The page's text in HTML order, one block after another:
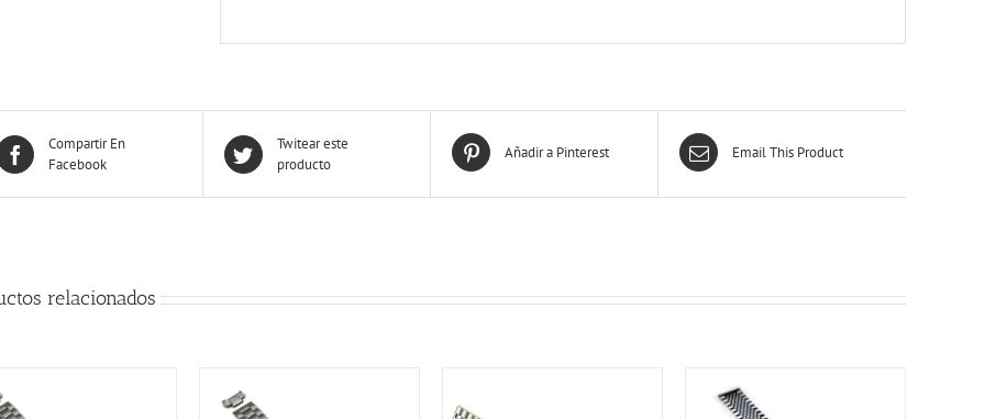
Compartir En
Facebook
Twitear este
producto
Añadir a Pinterest Email This Product
relacionados